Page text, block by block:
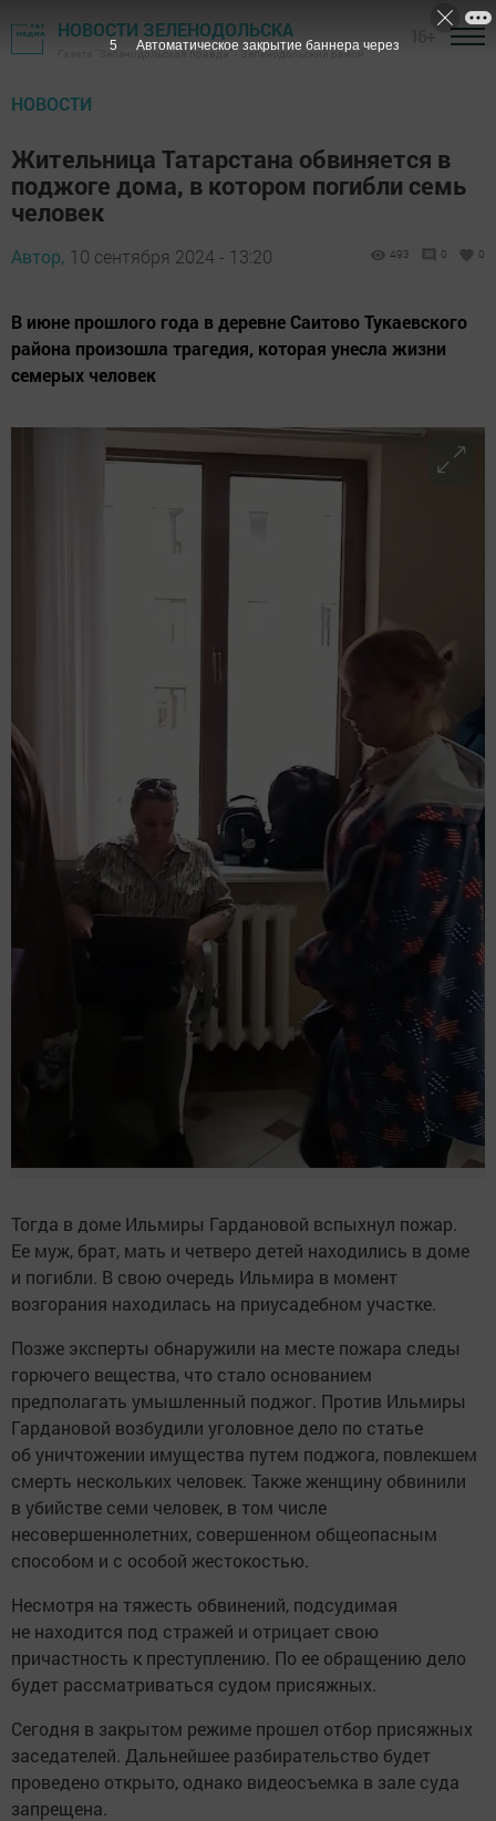
НОВОСТИ ЗЕЛЕНОДОЛЬСКА
Газета "Зеленодольская правда" - Зеленодольский район
НОВОСТИ
Жительница Татарстана обвиняется в
поджоге дома, в котором погибли семь
человек
Автор, 10 сентября 2024 - 13:20 493 0 0
В июне прошлого года в деревне Саитово Тукаевского
района произошла трагедия, которая унесла жизни
семерых человек
Тогда в доме Ильмиры Гардановой вспыхнул пожар.
Ее муж, брат, мать и четверо детей находились в доме
и погибли. В свою очередь Ильмира в момент
возгорания находилась на приусадебном участке.
Позже эксперты обнаружили на месте пожара следы
горючего вещества, что стало основанием
предполагать умышленный поджог. Против Ильмиры
Гардановой возбудили уголовное дело по статье
об уничтожении имущества путем поджога, повлекшем
смерть нескольких человек. Также женщину обвинили
в убийстве семи человек, в том числе
несовершеннолетних, совершенном общеопасным
способом и с особой жестокостью.
Несмотря на тяжесть обвинений, подсудимая
не находится под стражей и отрицает свою
причастность к преступлению. По ее обращению дело
будет рассматриваться судом присяжных.
Сегодня в закрытом режиме прошел отбор присяжных
заседателей. Дальнейшее разбирательство будет
проведено открыто, однако видеосъемка в зале суда
запрещена.
4 Автоматическое закрытие баннера через